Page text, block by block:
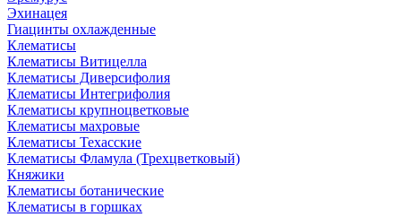
Эхинацея
Гиацинты охлажденные
Клематисы
Клематисы Витицелла
Клематисы Диверсифолия
Клематисы Интегрифолия
Клематисы крупноцветковые
Клематисы махровые
Клематисы Техасские
Клематисы Фламула (Трехцветковый)
Княжики
Клематисы ботанические
Клематисы в горшках